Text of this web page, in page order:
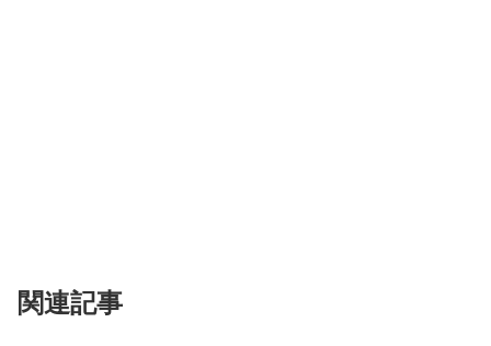
関連記事